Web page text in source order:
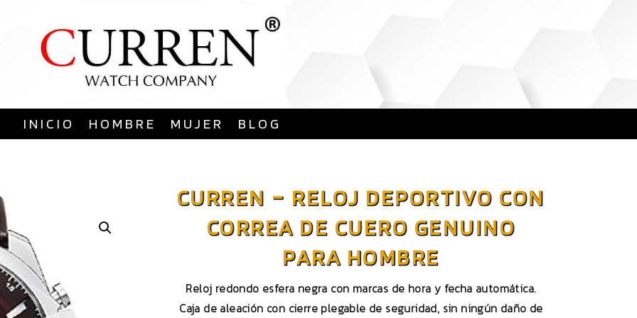
al
contenido
INICIO HOMBRE MUJER BLOG
CURREN – RELOJ DEPORTIVO CON
CORREA DE CUERO GENUINO
PARA HOMBRE
Reloj redondo esfera negra con marcas de hora y fecha automática.
Caja de aleación con cierre plegable de seguridad, sin ningún daño de